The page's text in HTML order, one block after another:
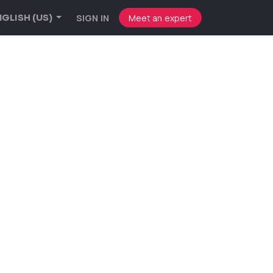
(US) SIGN IN Meet an expert